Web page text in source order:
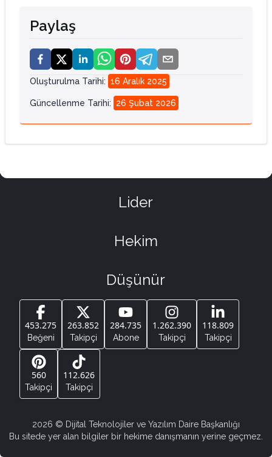
Paylaş
Oluşturulma Tarihi: 16 Aralık 2025
Güncellenme Tarihi: 26 Şubat 2026
Lider
Hekim
Düşünür
453.275
Beğeni
263.852
Takipçi
284.735
Abone
1.262.390
Takipçi
118.809
Takipçi
560
Takipçi
112.626
Takipçi
2026 © Dijital Teknolojiler ve Yazılım Daire Başkanlığı
Bu sitede yer alan bilgiler bir hekime danışmanın yerine geçmez.